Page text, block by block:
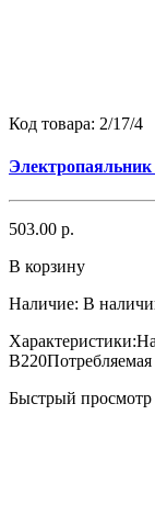
Код товара: 2/17/4
503.00 р.
В корзину
Наличие: В
Быстрый просмотр